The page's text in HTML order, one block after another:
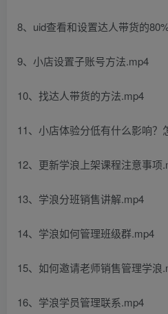
8、uid查看和设置达人带货的
9、小店设置子账号方法.mp4
10、找达人带货的方法.mp4
11、小店体验分低有什么影响？
12、更新学浪上架课程注意事项
13、学浪分班销售讲解.mp4
14、学浪如何管理班级群.mp4
15、如何邀请老师销售管理学浪
16、学浪学员管理联系.mp4